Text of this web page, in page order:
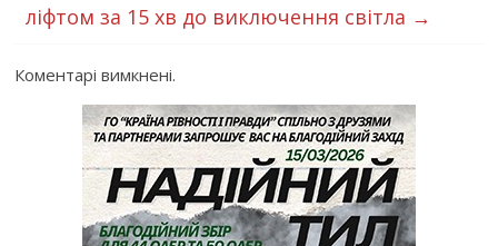
ліфтом за 15 хв до виключення світла →
Коментарі вимкнені.